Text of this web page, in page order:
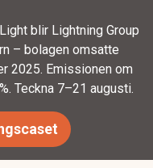
blir Lightning Group
– bolagen omsatte
2025. Emissionen om
Teckna 7–21 augusti.